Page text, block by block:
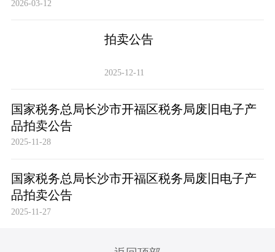
2026-03-12
拍卖公告
2025-12-11
国家税务总局长沙市开福区税务局废旧电子产
品拍卖公告
2025-11-28
国家税务总局长沙市开福区税务局废旧电子产
品拍卖公告
2025-11-27